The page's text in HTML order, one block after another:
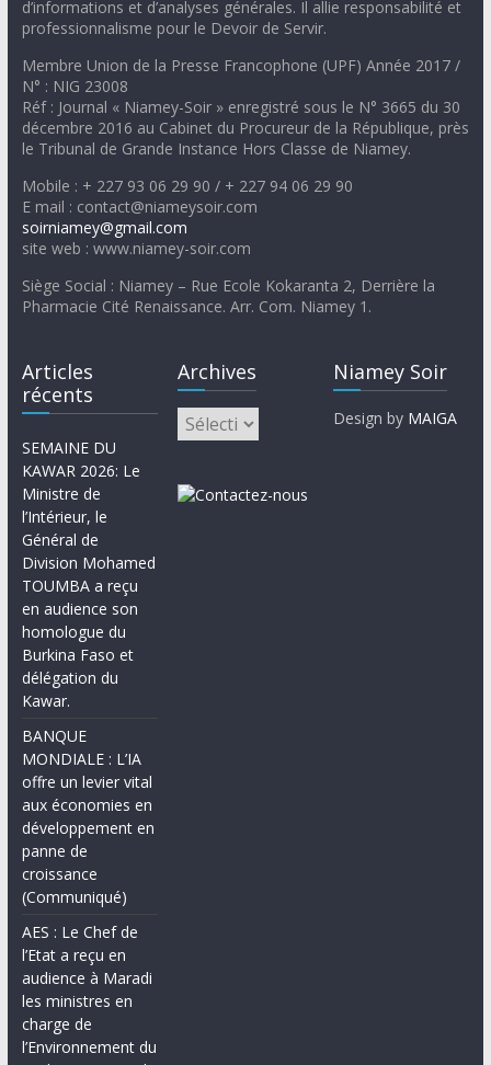
d’informations et d’analyses générales. Il allie responsabilité et
professionnalisme pour le Devoir de Servir.
Membre Union de la Presse Francophone (UPF) Année 2017 /
N° : NIG 23008
Réf : Journal « Niamey-Soir » enregistré sous le N° 3665 du 30
décembre 2016 au Cabinet du Procureur de la République, près
le Tribunal de Grande Instance Hors Classe de Niamey.
Mobile : + 227 93 06 29 90 / + 227 94 06 29 90
E mail : contact@niameysoir.com
soirniamey@gmail.com
site web : www.niamey-soir.com
Siège Social : Niamey – Rue Ecole Kokaranta 2, Derrière la
Pharmacie Cité Renaissance. Arr. Com. Niamey 1.
Articles
récents
SEMAINE DU
KAWAR 2026: Le
Ministre de
l’Intérieur, le
Général de
Division Mohamed
TOUMBA a reçu
en audience son
homologue du
Burkina Faso et
délégation du
Kawar.
BANQUE
MONDIALE : L’IA
offre un levier vital
aux économies en
développement en
panne de
croissance
(Communiqué)
AES : Le Chef de
l’Etat a reçu en
audience à Maradi
les ministres en
charge de
l’Environnement du
Archives Niamey Soir
Design by MAIGA